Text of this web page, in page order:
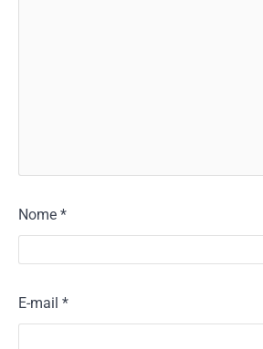
Nome *
E-mail *